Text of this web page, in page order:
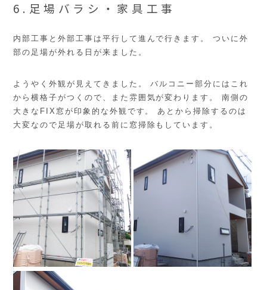
6.足場バラシ・家具工事
内部工事と外部工事は平行して進んで行きます。 ついに外
部の足場が外れる日が来ました。
ようやく外観が見えてきました。 バルコニー部分にはこれ
から横格子がつくので、また雰囲気が変わります。 南側の
大きなFIX窓が印象的な外観です。 あとから掃除するのは
大変なので足場が取れる前に窓掃除もしています。